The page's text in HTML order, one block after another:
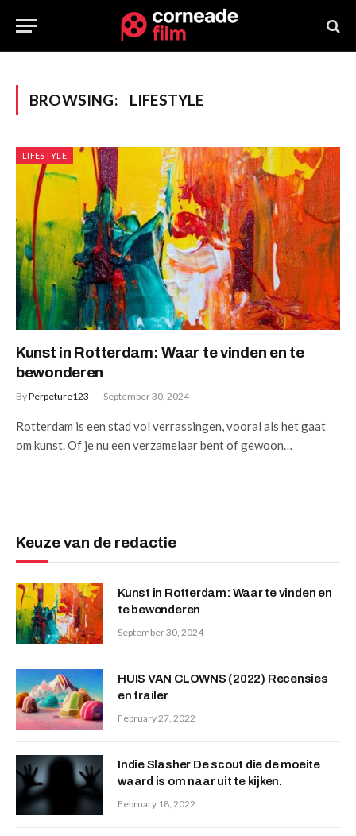
BROWSING: LIFESTYLE
LIFESTYLE
Kunst in Rotterdam: Waar te vinden en te
bewonderen
ByPerpeture123 September 30, 2024
Rotterdam is een stad vol verrassingen, vooral als het gaat
om kunst. Of je nu een verzamelaar bent of gewoon…
Keuze van de redactie
Kunst in Rotterdam: Waar te vinden en
te bewonderen
September 30, 2024
HUIS VAN CLOWNS (2022) Recensies
en trailer
February 27, 2022
Indie Slasher De scout die de moeite
waard is om naar uit te kijken.
February 18, 2022